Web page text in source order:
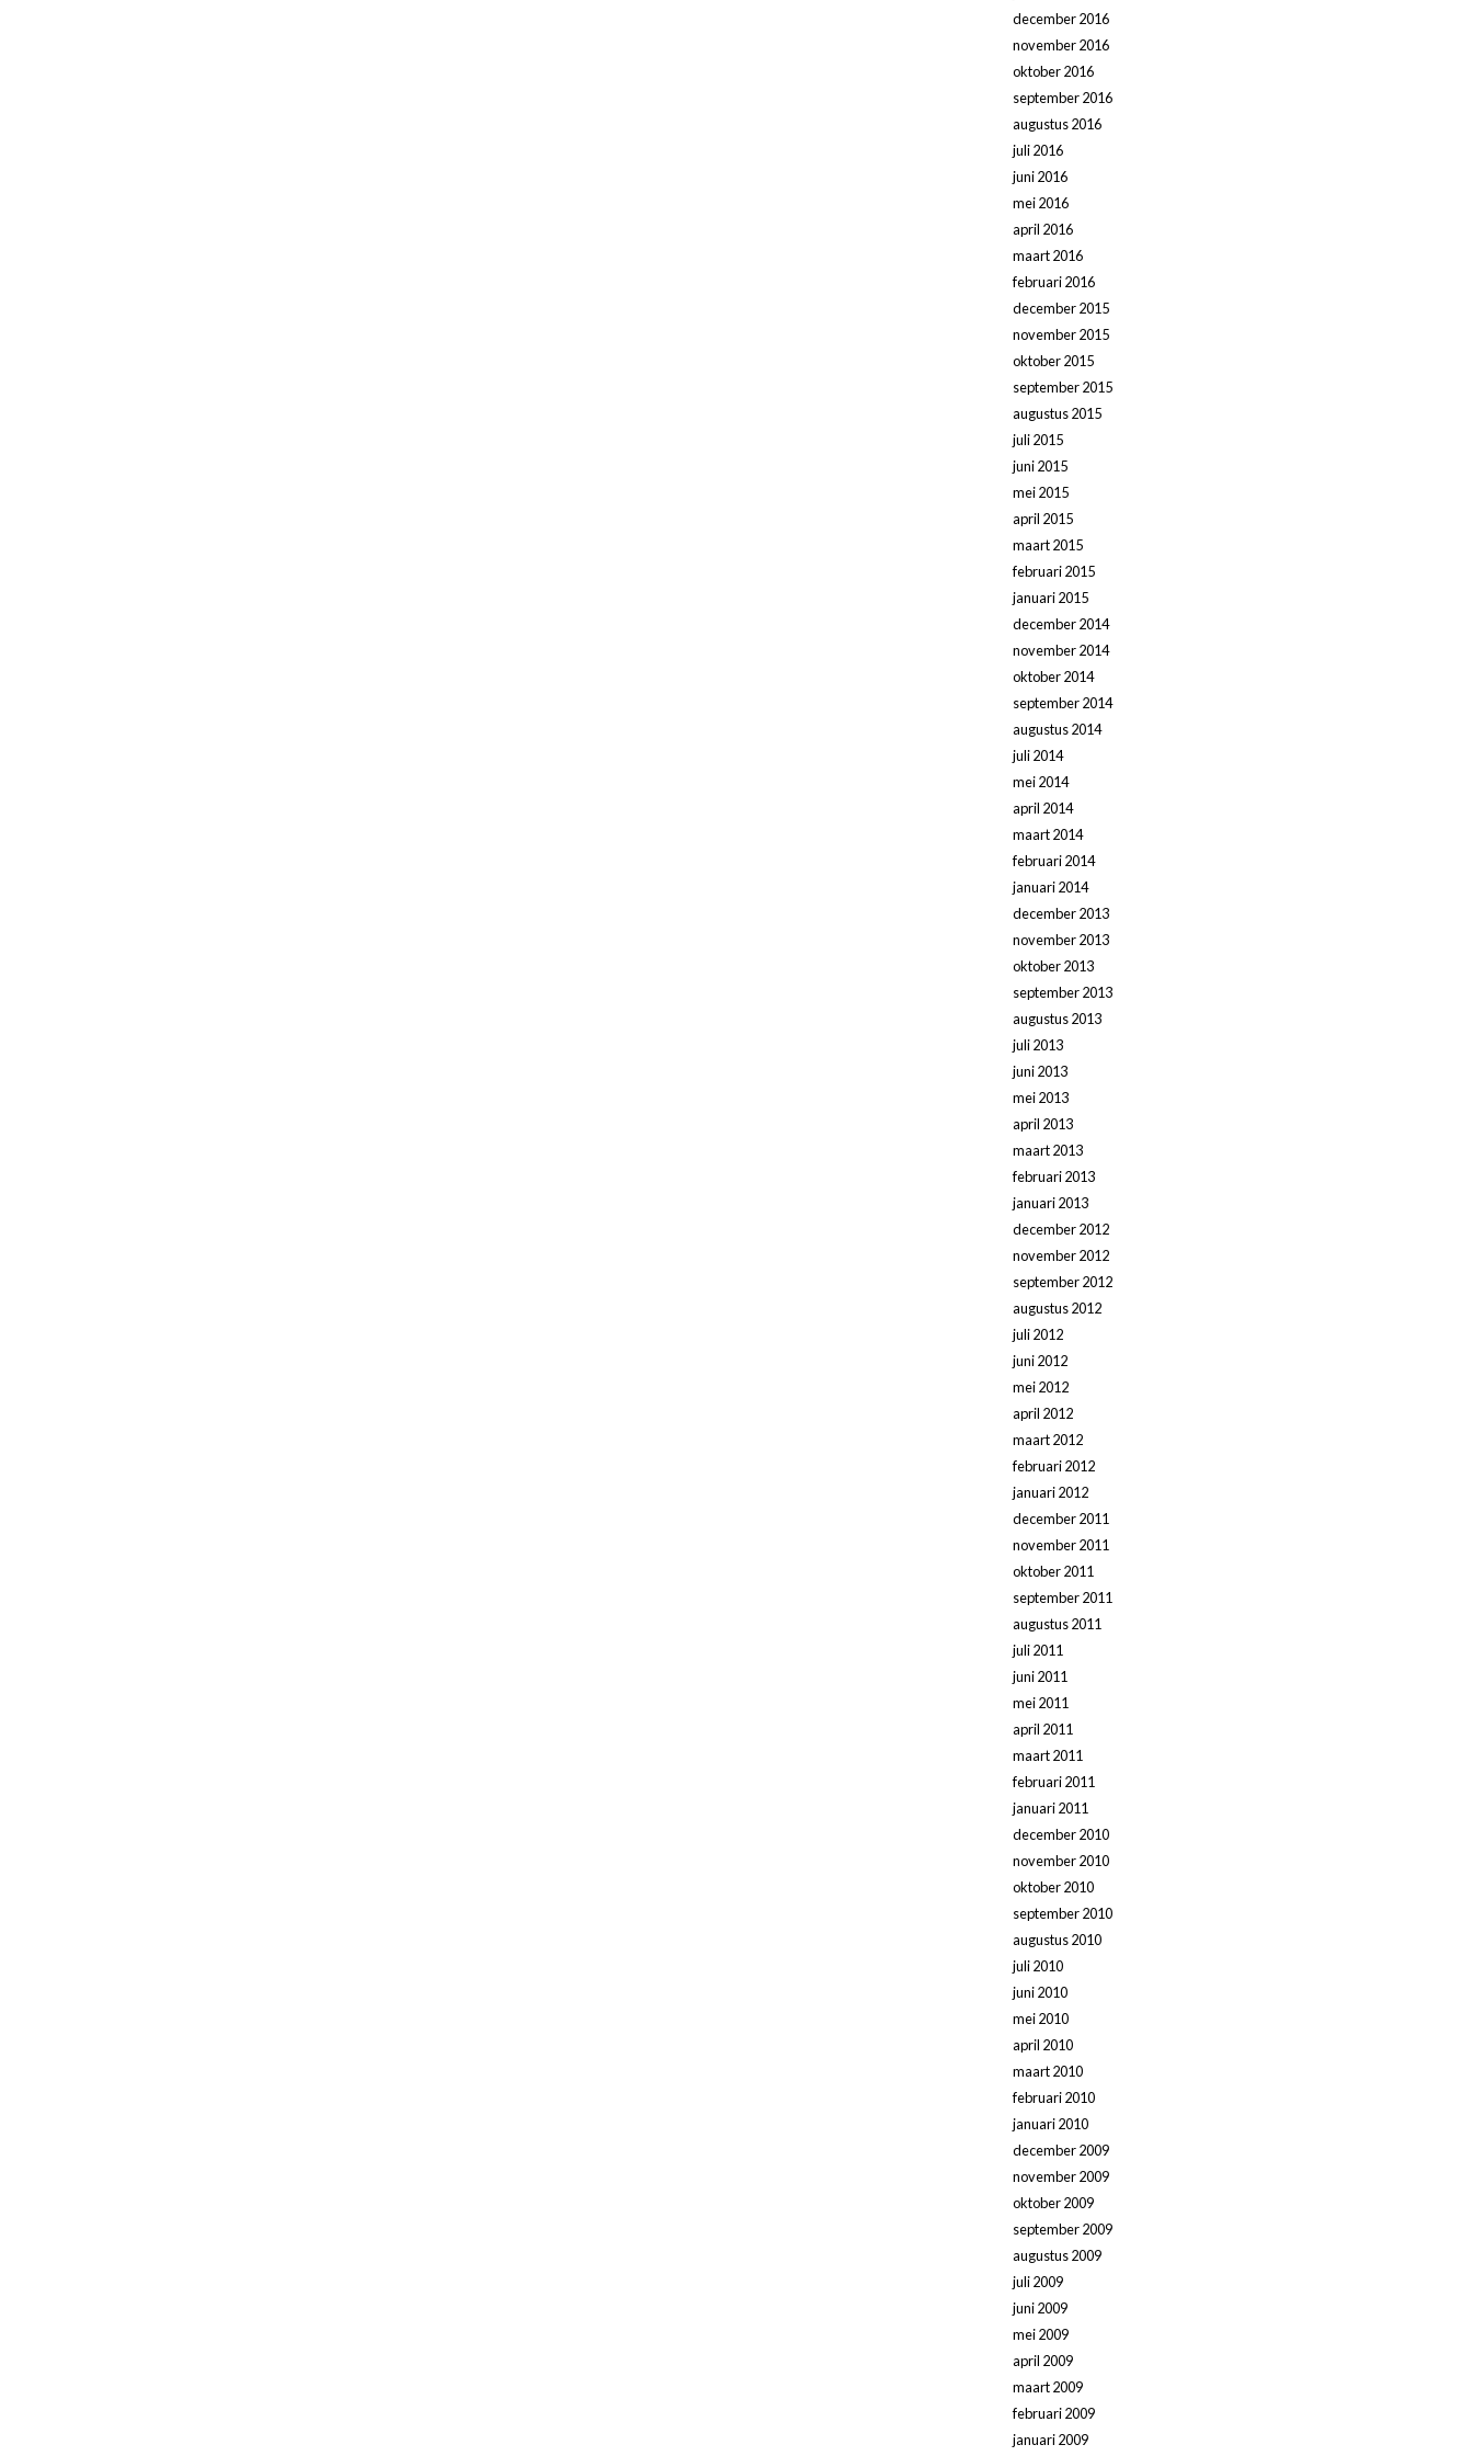
december 2016
november 2016
oktober 2016
september 2016
augustus 2016
juli 2016
juni 2016
mei 2016
april 2016
maart 2016
februari 2016
december 2015
november 2015
oktober 2015
september 2015
augustus 2015
juli 2015
juni 2015
mei 2015
april 2015
maart 2015
februari 2015
januari 2015
december 2014
november 2014
oktober 2014
september 2014
augustus 2014
juli 2014
mei 2014
april 2014
maart 2014
februari 2014
januari 2014
december 2013
november 2013
oktober 2013
september 2013
augustus 2013
juli 2013
juni 2013
mei 2013
april 2013
maart 2013
februari 2013
januari 2013
december 2012
november 2012
september 2012
augustus 2012
juli 2012
juni 2012
mei 2012
april 2012
maart 2012
februari 2012
januari 2012
december 2011
november 2011
oktober 2011
september 2011
augustus 2011
juli 2011
juni 2011
mei 2011
april 2011
maart 2011
februari 2011
januari 2011
december 2010
november 2010
oktober 2010
september 2010
augustus 2010
juli 2010
juni 2010
mei 2010
april 2010
maart 2010
februari 2010
januari 2010
december 2009
november 2009
oktober 2009
september 2009
augustus 2009
juli 2009
juni 2009
mei 2009
april 2009
maart 2009
februari 2009
januari 2009